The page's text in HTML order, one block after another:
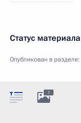
Статус материала
Опубликован в разделе:
7